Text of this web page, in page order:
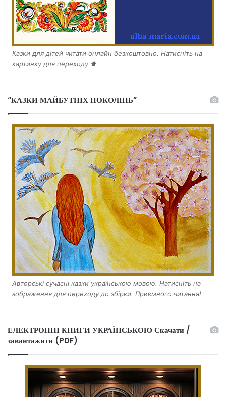
Казки для дітей читати онлайн безкоштовно. Натисніть на
картинку для переходу ⬆️
“КАЗКИ МАЙБУТНІХ ПОКОЛІНЬ”
Авторські сучасні казки українською мовою. Натисніть на
зображення для переходу до збірки. Приємного читання!
ЕЛЕКТРОННІ КНИГИ УКРАЇНСЬКОЮ Скачати /
завантажити (PDF)